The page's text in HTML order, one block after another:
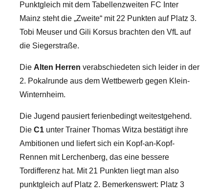
Punktgleich mit dem Tabellenzweiten FC Inter
Mainz steht die „Zweite“ mit 22 Punkten auf Platz 3.
Tobi Meuser und Gili Korsus brachten den VfL auf
die Siegerstraße.
Die Alten Herren verabschiedeten sich leider in der
2. Pokalrunde aus dem Wettbewerb gegen Klein-
Winternheim.
Die Jugend pausiert ferienbedingt weitestgehend.
Die C1 unter Trainer Thomas Witza bestätigt ihre
Ambitionen und liefert sich ein Kopf-an-Kopf-
Rennen mit Lerchenberg, das eine bessere
Tordifferenz hat. Mit 21 Punkten liegt man also
punktgleich auf Platz 2. Bemerkenswert: Platz 3